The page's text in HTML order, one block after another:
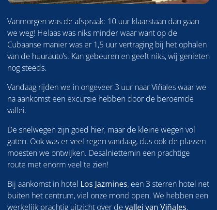
Vanmorgen was de afspraak: 10 uur klaarstaan dan gaan
we weg! Helaas was niks minder waar want op de
Cubaanse manier was er 1,5 uur vertraging bij het ophalen
van de huurauto’s. Kan gebeuren en geeft niks, wij genieten
nog steeds.
Vandaag rijden we in ongeveer 3 uur naar Viñales waar we
na aankomst een excursie hebben door de beroemde
vallei.
De snelwegen zijn goed hier, maar de kleine wegen vol
gaten. Ook was er veel regen vandaag, dus ook de plassen
moesten we ontwijken. Desalniettemin een prachtige
route met enorm veel te zien!
Bij aankomst in hotel Los Jazmines, een 3 sterren hotel net
buiten het centrum, viel onze mond open. We hebben een
werkelijk prachtig uitzicht over de vallei van Viñales.